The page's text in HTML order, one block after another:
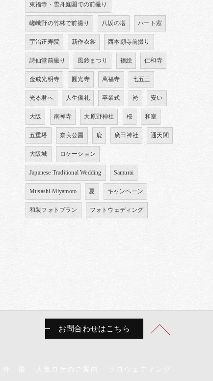
東福寺・雪舟庭園での前撮り
嵯峨野の竹林で前撮り 八坂の塔 ハート窓
宇治正寿院 新作衣裳 西本願寺前撮り
詩仙堂前撮り 風鈴まつり 襖絵 仁和寺
金戒光明寺 圓光寺 萬福寺 七五三
光る君へ 人生儀礼 卒業式 袴 安い
大阪 南禅寺 大原野神社 桜 和室
五重塔 奈良公園 鹿 廣田神社 通天閣
大阪城 ロケーション
Japanese Traditional Wedding Samurai
Musashi Miyamoto 夏 キャンペーン
和装フォトプラン フォトウェディング
お問合わせはこちら